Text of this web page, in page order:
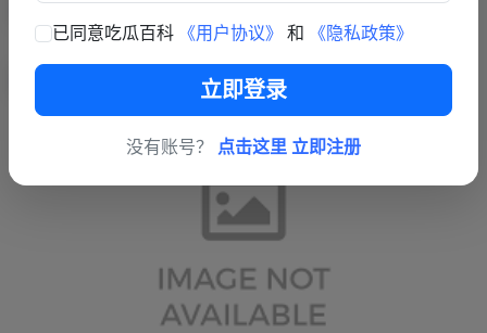
已同意吃瓜百科 《用户协议》 和 《隐私政策》
立即登录
没有账号？ 点击这里 立即注册